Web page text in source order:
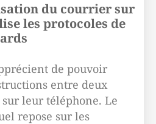
du courrier sur
les protocoles de
de pouvoir
entre deux
leur téléphone. Le
repose sur les